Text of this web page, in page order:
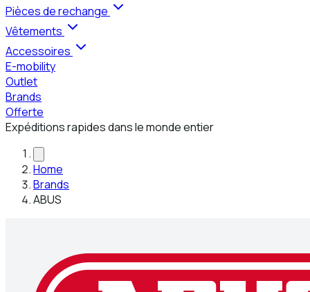
Pièces de rechange
Vêtements
Accessoires
E-mobility
Outlet
Brands
Offerte
Expéditions rapides dans le monde entier
Home
Brands
ABUS